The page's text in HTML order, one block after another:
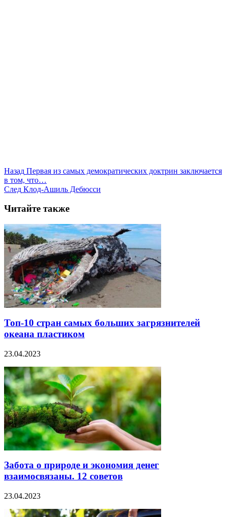
Назад Первая из самых демократических доктрин заключается
в том, что…
След Клод-Ашиль Дебюсси
Читайте также
Топ-10 стран самых больших загрязнителей
океана пластиком
23.04.2023
Забота о природе и экономия денег
взаимосвязаны. 12 советов
23.04.2023